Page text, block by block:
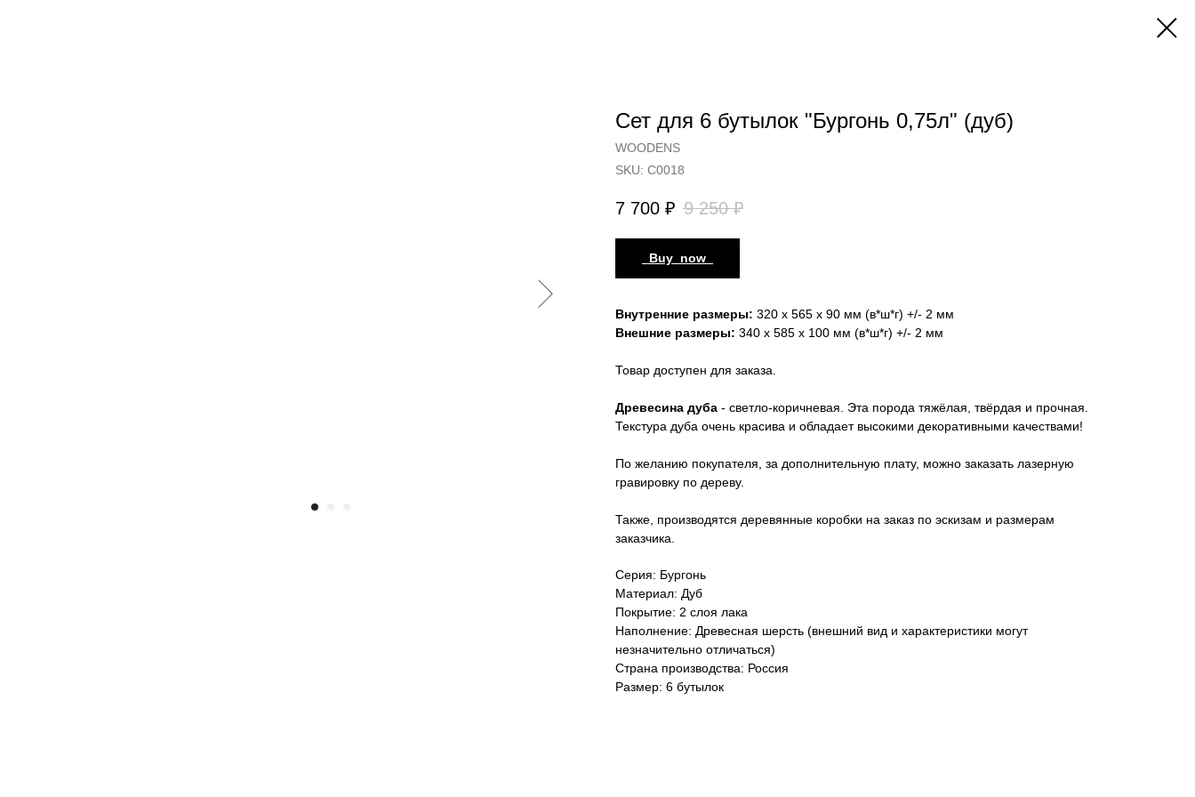
Сет для 6 бутылок "Бургонь 0,75л" (дуб)
WOODENS
SKU: С0018
7 700 ₽ 9 250 ₽
_Buy_now_
Внутренние размеры: 320 х 565 х 90 мм (в*ш*г) +/- 2 мм
Внешние размеры: 340 х 585 х 100 мм (в*ш*г) +/- 2 мм
Товар доступен для заказа.
Древесина дуба - светло-коричневая. Эта порода тяжёлая, твёрдая и прочная.
Текстура дуба очень красива и обладает высокими декоративными качествами!
По желанию покупателя, за дополнительную плату, можно заказать лазерную
гравировку по дереву.
Также, производятся деревянные коробки на заказ по эскизам и размерам
заказчика.
Серия: Бургонь
Материал: Дуб
Покрытие: 2 слоя лака
Наполнение: Древесная шерсть (внешний вид и характеристики могут
незначительно отличаться)
Страна производства: Россия
Размер: 6 бутылок